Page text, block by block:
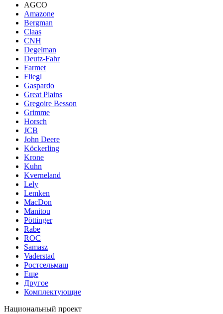
AGCO
Amazone
Bergman
Claas
CNH
Degelman
Deutz-Fahr
Farmet
Fliegl
Gaspardo
Great Plains
Gregoire Besson
Grimme
Horsch
JCB
John Deere
Köckerling
Krone
Kuhn
Kverneland
Lely
Lemken
MacDon
Manitou
Pöttinger
Rabe
ROC
Samasz
Vaderstad
Ростсельмаш
Еще
Другое
Комплектующие
Национальный проект